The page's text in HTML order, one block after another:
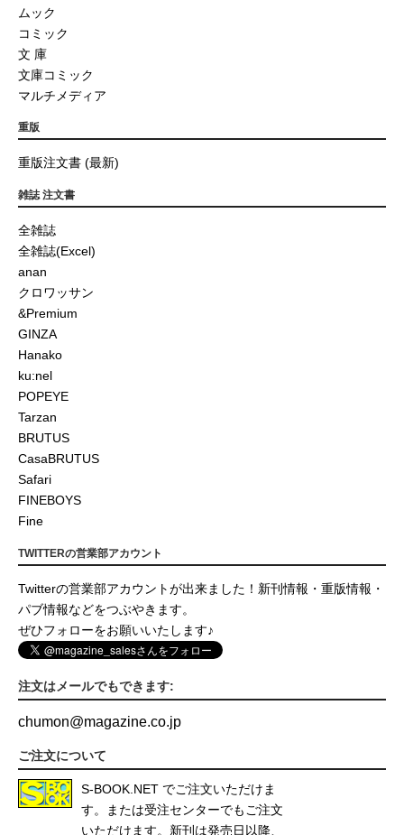
ムック
コミック
文 庫
文庫コミック
マルチメディア
重版
重版注文書 (最新)
雑誌 注文書
全雑誌
全雑誌(Excel)
anan
クロワッサン
&Premium
GINZA
Hanako
ku:nel
POPEYE
Tarzan
BRUTUS
CasaBRUTUS
Safari
FINEBOYS
Fine
TWITTERの営業部アカウント
Twitterの営業部アカウントが出来ました！新刊情報・重版情報・
パブ情報などをつぶやきます。
ぜひフォローをお願いいたします♪
注文はメールでもできます:
chumon@magazine.co.jp
ご注文について
S-BOOK.NET でご注文いただけま
す。または受注センターでもご注文
いただけます。新刊は発売日以降、